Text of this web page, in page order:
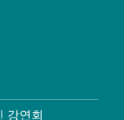
강연회